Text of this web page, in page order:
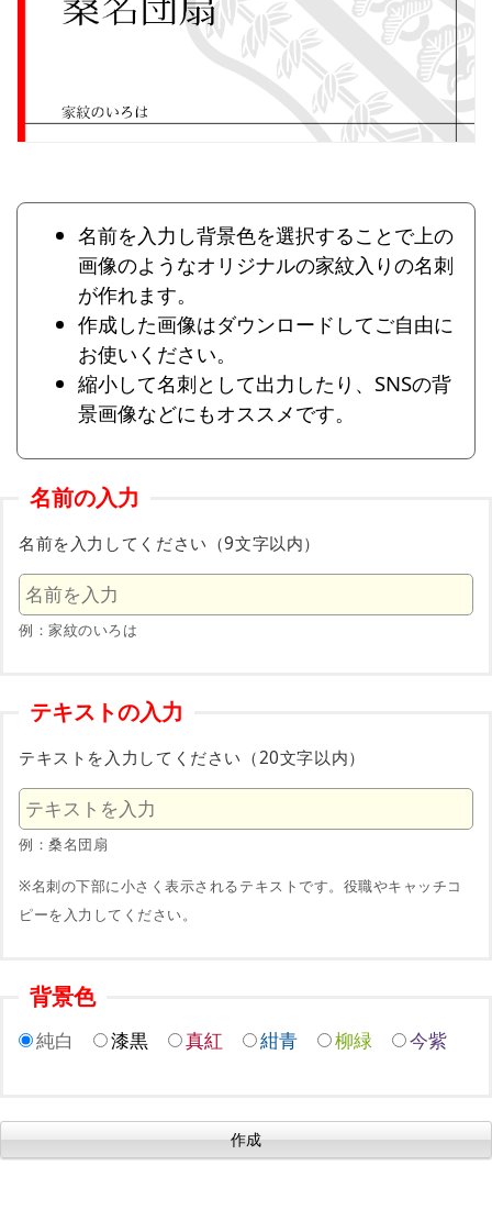
名前を入力し背景色を選択することで上の
画像のようなオリジナルの家紋入りの名刺
が作れます。
作成した画像はダウンロードしてご自由に
お使いください。
縮小して名刺として出力したり、SNSの背
景画像などにもオススメです。
名前の入力
名前を入力してください（9文字以内）
例：家紋のいろは
テキストの入力
テキストを入力してください（20文字以内）
例：桑名団扇
※名刺の下部に小さく表示されるテキストです。役職やキャッチコ
ピーを入力してください。
背景色
純白 漆黒 真紅 紺青 柳緑 今紫